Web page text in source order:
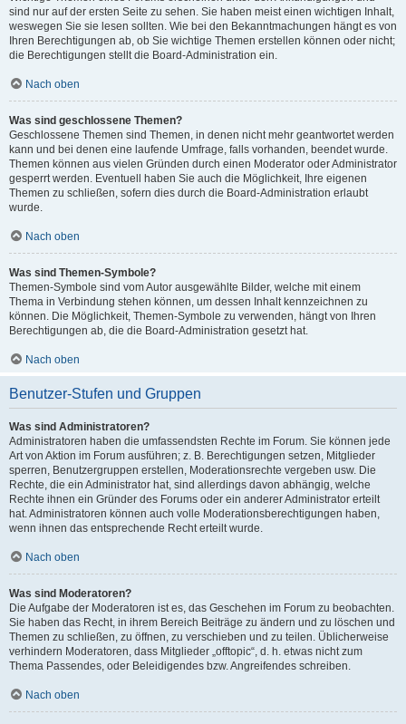
sind nur auf der ersten Seite zu sehen. Sie haben meist einen wichtigen Inhalt,
weswegen Sie sie lesen sollten. Wie bei den Bekanntmachungen hängt es von
Ihren Berechtigungen ab, ob Sie wichtige Themen erstellen können oder nicht;
die Berechtigungen stellt die Board-Administration ein.
Nach oben
Was sind geschlossene Themen?
Geschlossene Themen sind Themen, in denen nicht mehr geantwortet werden
kann und bei denen eine laufende Umfrage, falls vorhanden, beendet wurde.
Themen können aus vielen Gründen durch einen Moderator oder Administrator
gesperrt werden. Eventuell haben Sie auch die Möglichkeit, Ihre eigenen
Themen zu schließen, sofern dies durch die Board-Administration erlaubt
wurde.
Nach oben
Was sind Themen-Symbole?
Themen-Symbole sind vom Autor ausgewählte Bilder, welche mit einem
Thema in Verbindung stehen können, um dessen Inhalt kennzeichnen zu
können. Die Möglichkeit, Themen-Symbole zu verwenden, hängt von Ihren
Berechtigungen ab, die die Board-Administration gesetzt hat.
Nach oben
Benutzer-Stufen und Gruppen
Was sind Administratoren?
Administratoren haben die umfassendsten Rechte im Forum. Sie können jede
Art von Aktion im Forum ausführen; z. B. Berechtigungen setzen, Mitglieder
sperren, Benutzergruppen erstellen, Moderationsrechte vergeben usw. Die
Rechte, die ein Administrator hat, sind allerdings davon abhängig, welche
Rechte ihnen ein Gründer des Forums oder ein anderer Administrator erteilt
hat. Administratoren können auch volle Moderationsberechtigungen haben,
wenn ihnen das entsprechende Recht erteilt wurde.
Nach oben
Was sind Moderatoren?
Die Aufgabe der Moderatoren ist es, das Geschehen im Forum zu beobachten.
Sie haben das Recht, in ihrem Bereich Beiträge zu ändern und zu löschen und
Themen zu schließen, zu öffnen, zu verschieben und zu teilen. Üblicherweise
verhindern Moderatoren, dass Mitglieder „offtopic“, d. h. etwas nicht zum
Thema Passendes, oder Beleidigendes bzw. Angreifendes schreiben.
Nach oben